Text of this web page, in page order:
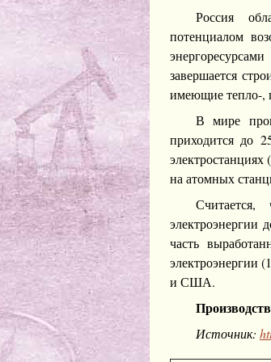
Россия
потенциалом
завершается
имеющие тепло-,
В мире
приходится до
на атомных
электроэнергии
часть
электроэнергии
и США.
Источник: